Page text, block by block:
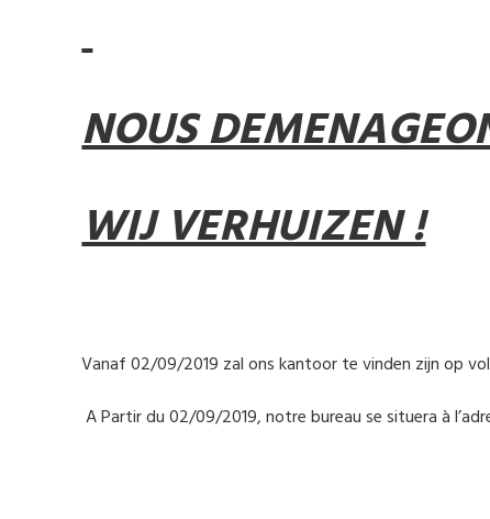
NOUS
WIJ VERHUIZEN !
Vanaf 02/09/2019 zal ons kantoor te vinden zijn op
A Partir du 02/09/2019, notre bureau se situera à